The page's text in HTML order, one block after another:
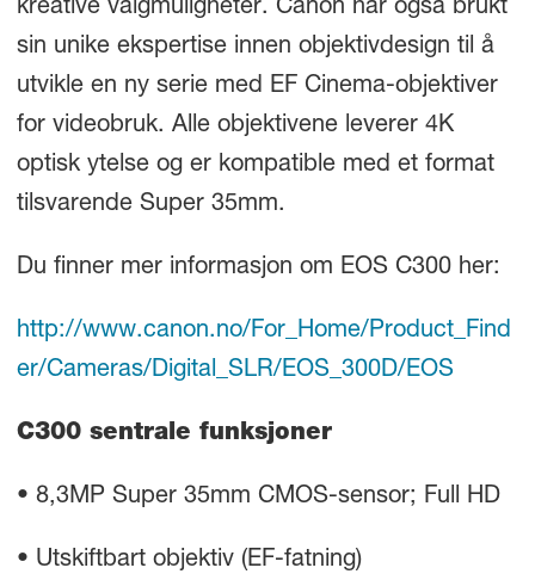
kreative valgmuligheter. Canon har også brukt
sin unike ekspertise innen objektivdesign til å
utvikle en ny serie med EF Cinema-objektiver
for videobruk. Alle objektivene leverer 4K
optisk ytelse og er kompatible med et format
tilsvarende Super 35mm.
Du finner mer informasjon om EOS C300 her:
http://www.canon.no/For_Home/Product_Find
er/Cameras/Digital_SLR/EOS_300D/EOS
C300 sentrale funksjoner
• 8,3MP Super 35mm CMOS-sensor; Full HD
• Utskiftbart objektiv (EF-fatning)